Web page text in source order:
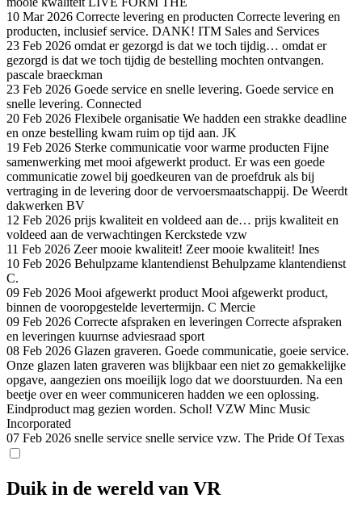
10 Mar 2026 Correcte levering en producten Correcte levering en
producten, inclusief service. DANK! ITM Sales and Services
23 Feb 2026 omdat er gezorgd is dat we toch tijdig… omdat er
gezorgd is dat we toch tijdig de bestelling mochten ontvangen.
pascale braeckman
23 Feb 2026 Goede service en snelle levering. Goede service en
snelle levering. Connected
20 Feb 2026 Flexibele organisatie We hadden een strakke deadline
en onze bestelling kwam ruim op tijd aan. JK
19 Feb 2026 Sterke communicatie voor warme producten Fijne
samenwerking met mooi afgewerkt product. Er was een goede
communicatie zowel bij goedkeuren van de proefdruk als bij
vertraging in de levering door de vervoersmaatschappij. De Weerdt
dakwerken BV
12 Feb 2026 prijs kwaliteit en voldeed aan de… prijs kwaliteit en
voldeed aan de verwachtingen Kerckstede vzw
11 Feb 2026 Zeer mooie kwaliteit! Zeer mooie kwaliteit! Ines
10 Feb 2026 Behulpzame klantendienst Behulpzame klantendienst
C.
09 Feb 2026 Mooi afgewerkt product Mooi afgewerkt product,
binnen de vooropgestelde levertermijn. C Mercie
09 Feb 2026 Correcte afspraken en leveringen Correcte afspraken
en leveringen kuurnse adviesraad sport
08 Feb 2026 Glazen graveren. Goede communicatie, goeie service.
Onze glazen laten graveren was blijkbaar een niet zo gemakkelijke
opgave, aangezien ons moeilijk logo dat we doorstuurden. Na een
beetje over en weer communiceren hadden we een oplossing.
Eindproduct mag gezien worden. Schol! VZW Minc Music
Incorporated
07 Feb 2026 snelle service snelle service vzw. The Pride Of Texas
Duik in de wereld van VR